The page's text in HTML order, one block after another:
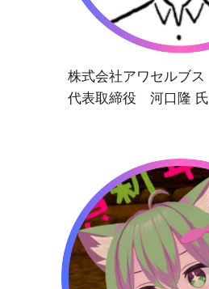
株式会社アワセルブス
代表取締役 河口隆 氏